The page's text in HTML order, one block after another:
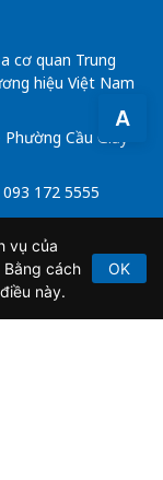
A
cơ quan Trung
hiệu Việt Nam
Cầu Giấy -
172 5555
BTTTT do Bộ
vụ của
cách
này.
OK